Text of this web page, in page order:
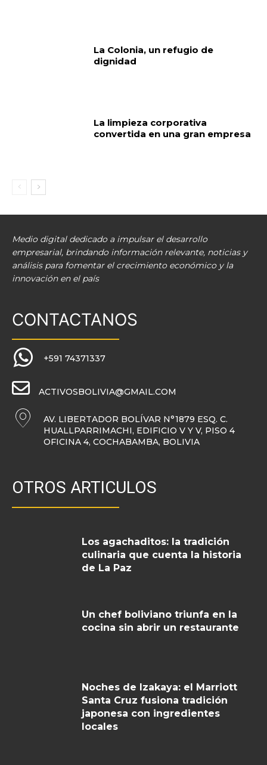
La Colonia, un refugio de
dignidad
La limpieza corporativa
convertida en una gran empresa
Medio digital dedicado a impulsar el desarrollo
empresarial, brindando información relevante, noticias y
análisis para fomentar el crecimiento económico y la
innovación en el país
CONTACTANOS
+591 74371337
ACTIVOSBOLIVIA@GMAIL.COM
AV. LIBERTADOR BOLÍVAR N°1879 ESQ. C.
HUALLPARRIMACHI, EDIFICIO V Y V, PISO 4
OFICINA 4, COCHABAMBA, BOLIVIA
OTROS ARTICULOS
Los agachaditos: la tradición
culinaria que cuenta la historia
de La Paz
Un chef boliviano triunfa en la
cocina sin abrir un restaurante
Noches de Izakaya: el Marriott
Santa Cruz fusiona tradición
japonesa con ingredientes
locales